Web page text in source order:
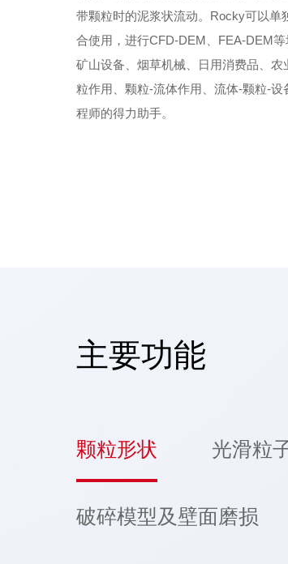
带颗粒时的泥浆状流动。Rocky可以
合使用，进行CFD-DEM、FEA-DEM
矿山设备、烟草机械、日用消费品、
粒作用、颗粒-流体作用、流体-颗粒-
程师的得力助手。
主要功能
颗粒形状 光滑粒
破碎模型及壁面磨损